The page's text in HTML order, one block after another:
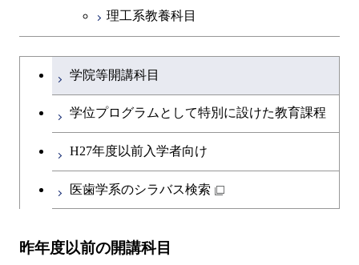
理工系教養科目
学士課程を切り替える
学院等開講科目
学位プログラムとして特別に設けた教育課程
H27年度以前入学者向け
医歯学系のシラバス検索
昨年度以前の開講科目